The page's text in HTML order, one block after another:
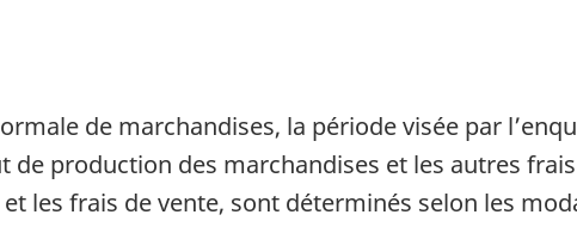
de marchandises, la période visée par
de production des marchandises et les autres
les frais de vente, sont déterminés selon les